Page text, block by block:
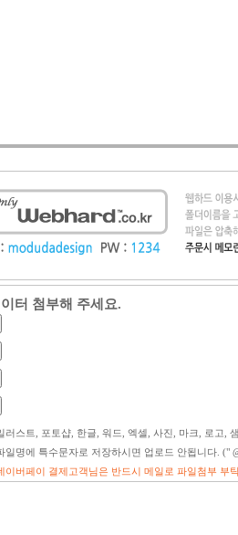
터 첨부해 주세요.
러스트, 포토샵, 한글, 워드, 엑셀, 사진, 마크, 로고,
일명에 특수문자로 저장하시면 업로드 안됩니다. ("
이버페이 결제고객님은 반드시 메일로 파일첨부 부